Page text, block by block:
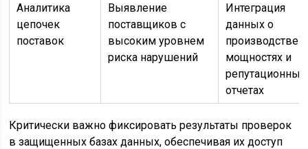
Аналитика
цепочек
поставок
Выявление
поставщиков с
высоким уровнем
риска нарушений
Интеграция
данных о
мощностях и
репутационных
отчетах
Критически важно фиксировать результаты проверок
в защищенных базах данных, обеспечивая их доступ